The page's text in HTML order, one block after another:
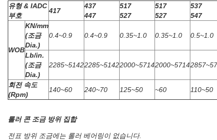
유형 & IADC
부호
417
437
447
517
527
517
527
537
547
WOB
KN/mm
(조금
Dia.)
0.4~0.9 0.4~0.9 0.35~1.0 0.35~1.0 0.5~1.0
Lb/in.
(조금
Dia.)
2285~51422285~51422000~57142000~5714
회전 속도
(Rpm)
140~60 240~70 125~50 ~60 110~50
롤러 콘 조금 방위 집합
전표 방위 조금에는 롤러 베어링이 없습니다.